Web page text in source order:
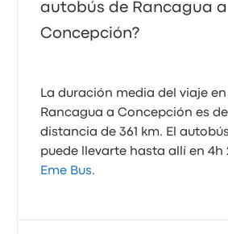
autobús de Rancagua a
Concepción?
La duración media del viaje
Rancagua a Concepción es
distancia de 361 km. El
puede llevarte hasta allí en 4h
Eme Bus.